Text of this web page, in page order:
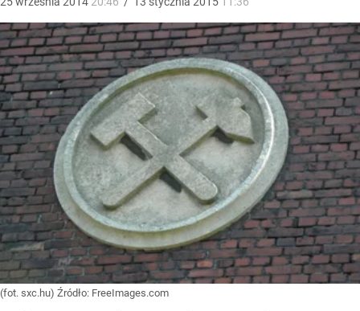
(fot. sxc.hu) Źródło: FreeImages.com